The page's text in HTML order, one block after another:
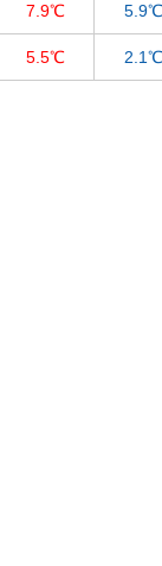
7.9℃ 5.9℃
5.5℃ 2.1℃